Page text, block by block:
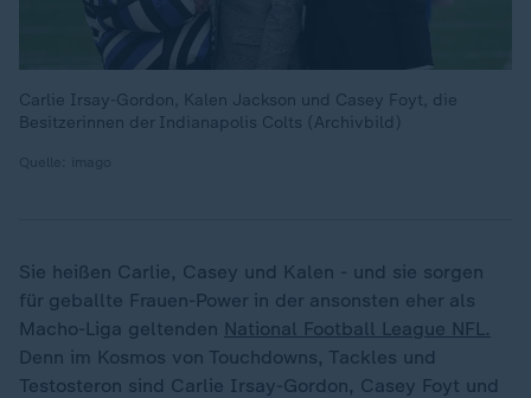
Carlie Irsay-Gordon, Kalen Jackson und Casey Foyt, die
Besitzerinnen der Indianapolis Colts (Archivbild)
Sie heißen Carlie, Casey und Kalen - und sie sorgen
für geballte Frauen-Power in der ansonsten eher als
Macho-Liga geltenden National Football League NFL.
Denn im Kosmos von Touchdowns, Tackles und
Testosteron sind Carlie Irsay-Gordon, Casey Foyt und